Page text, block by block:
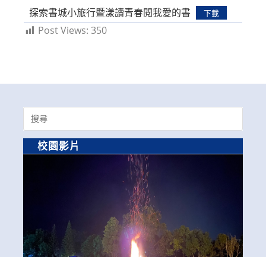
探索書城小旅行暨漾讀青春閱我愛的書 下載
Post Views: 350
Search
for:
校園影片